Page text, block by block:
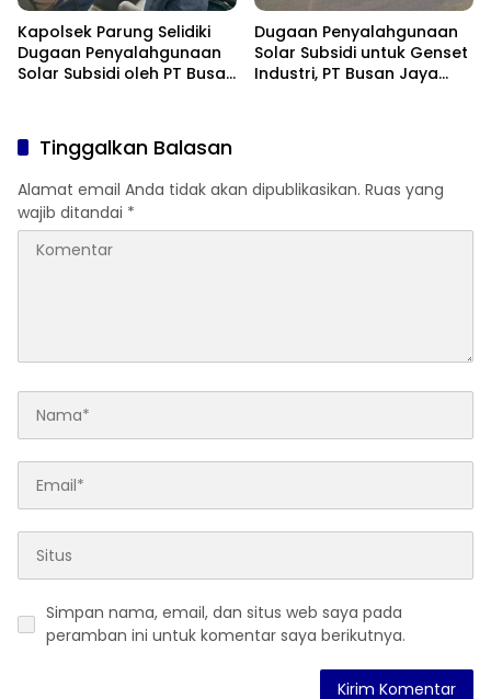
Kapolsek Parung Selidiki
Dugaan Penyalahgunaan
Solar Subsidi oleh PT Busan
Dugaan Penyalahgunaan
Solar Subsidi untuk Genset
Industri, PT Busan Jaya
Tinggalkan Balasan
Alamat email Anda tidak akan dipublikasikan. Ruas yang
wajib ditandai *
Simpan nama, email, dan situs web saya pada
peramban ini untuk komentar saya berikutnya.